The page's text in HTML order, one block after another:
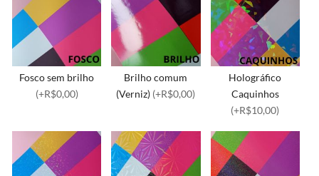
Fosco sem brilho
(+R$0,00)
Brilho comum
(Verniz) (+R$0,00)
Holográfico
Caquinhos
(+R$10,00)